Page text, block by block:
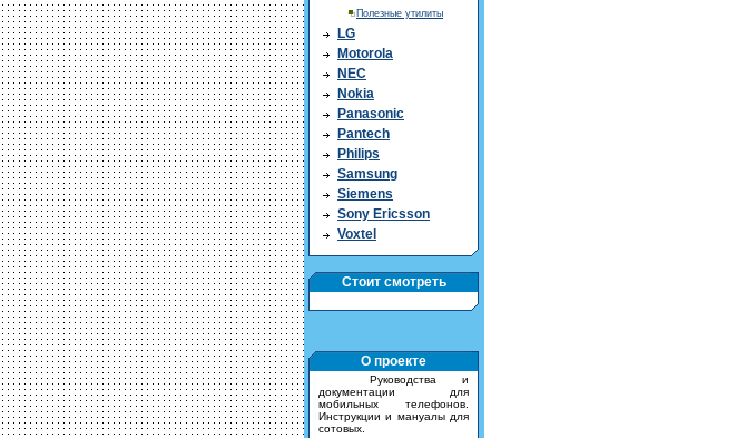
Полезные утилиты
LG
Motorola
NEC
Nokia
Panasonic
Pantech
Philips
Samsung
Siemens
Sony Ericsson
Voxtel
Стоит смотреть
О проекте
Руководства и
документации для
мобильных телефонов.
Инструкции и мануалы для
сотовых.